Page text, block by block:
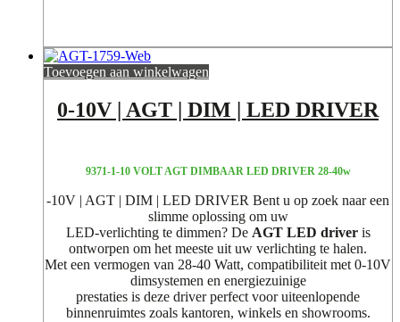
Toevoegen aan winkelwagen
0-10V | AGT | DIM | LED DRIVER
9371-1-10 VOLT AGT DIMBAAR LED DRIVER 28-40w
-10V | AGT | DIM | LED DRIVER Bent u op zoek naar een
slimme oplossing om uw
LED-verlichting te dimmen? De AGT LED driveris
ontworpen om het meeste uit uw verlichting te halen.
Met een vermogen van 28-40 Watt, compatibiliteit met 0-10V
dimsystemen en energiezuinige
prestaties is deze driver perfect voor uiteenlopende
binnenruimtes zoals kantoren, winkels en showrooms.